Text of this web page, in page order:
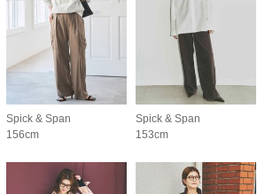
Spick & Span
156cm
Spick & Span
153cm